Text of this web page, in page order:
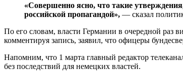
«Совершенно ясно, что такие
российской пропагандой», — сказал
По его словам, власти Германии в очередной
комментируя запись, заявил, что офицеры
Напомним, что 1 марта главный редактор
без последствий для немецких властей.